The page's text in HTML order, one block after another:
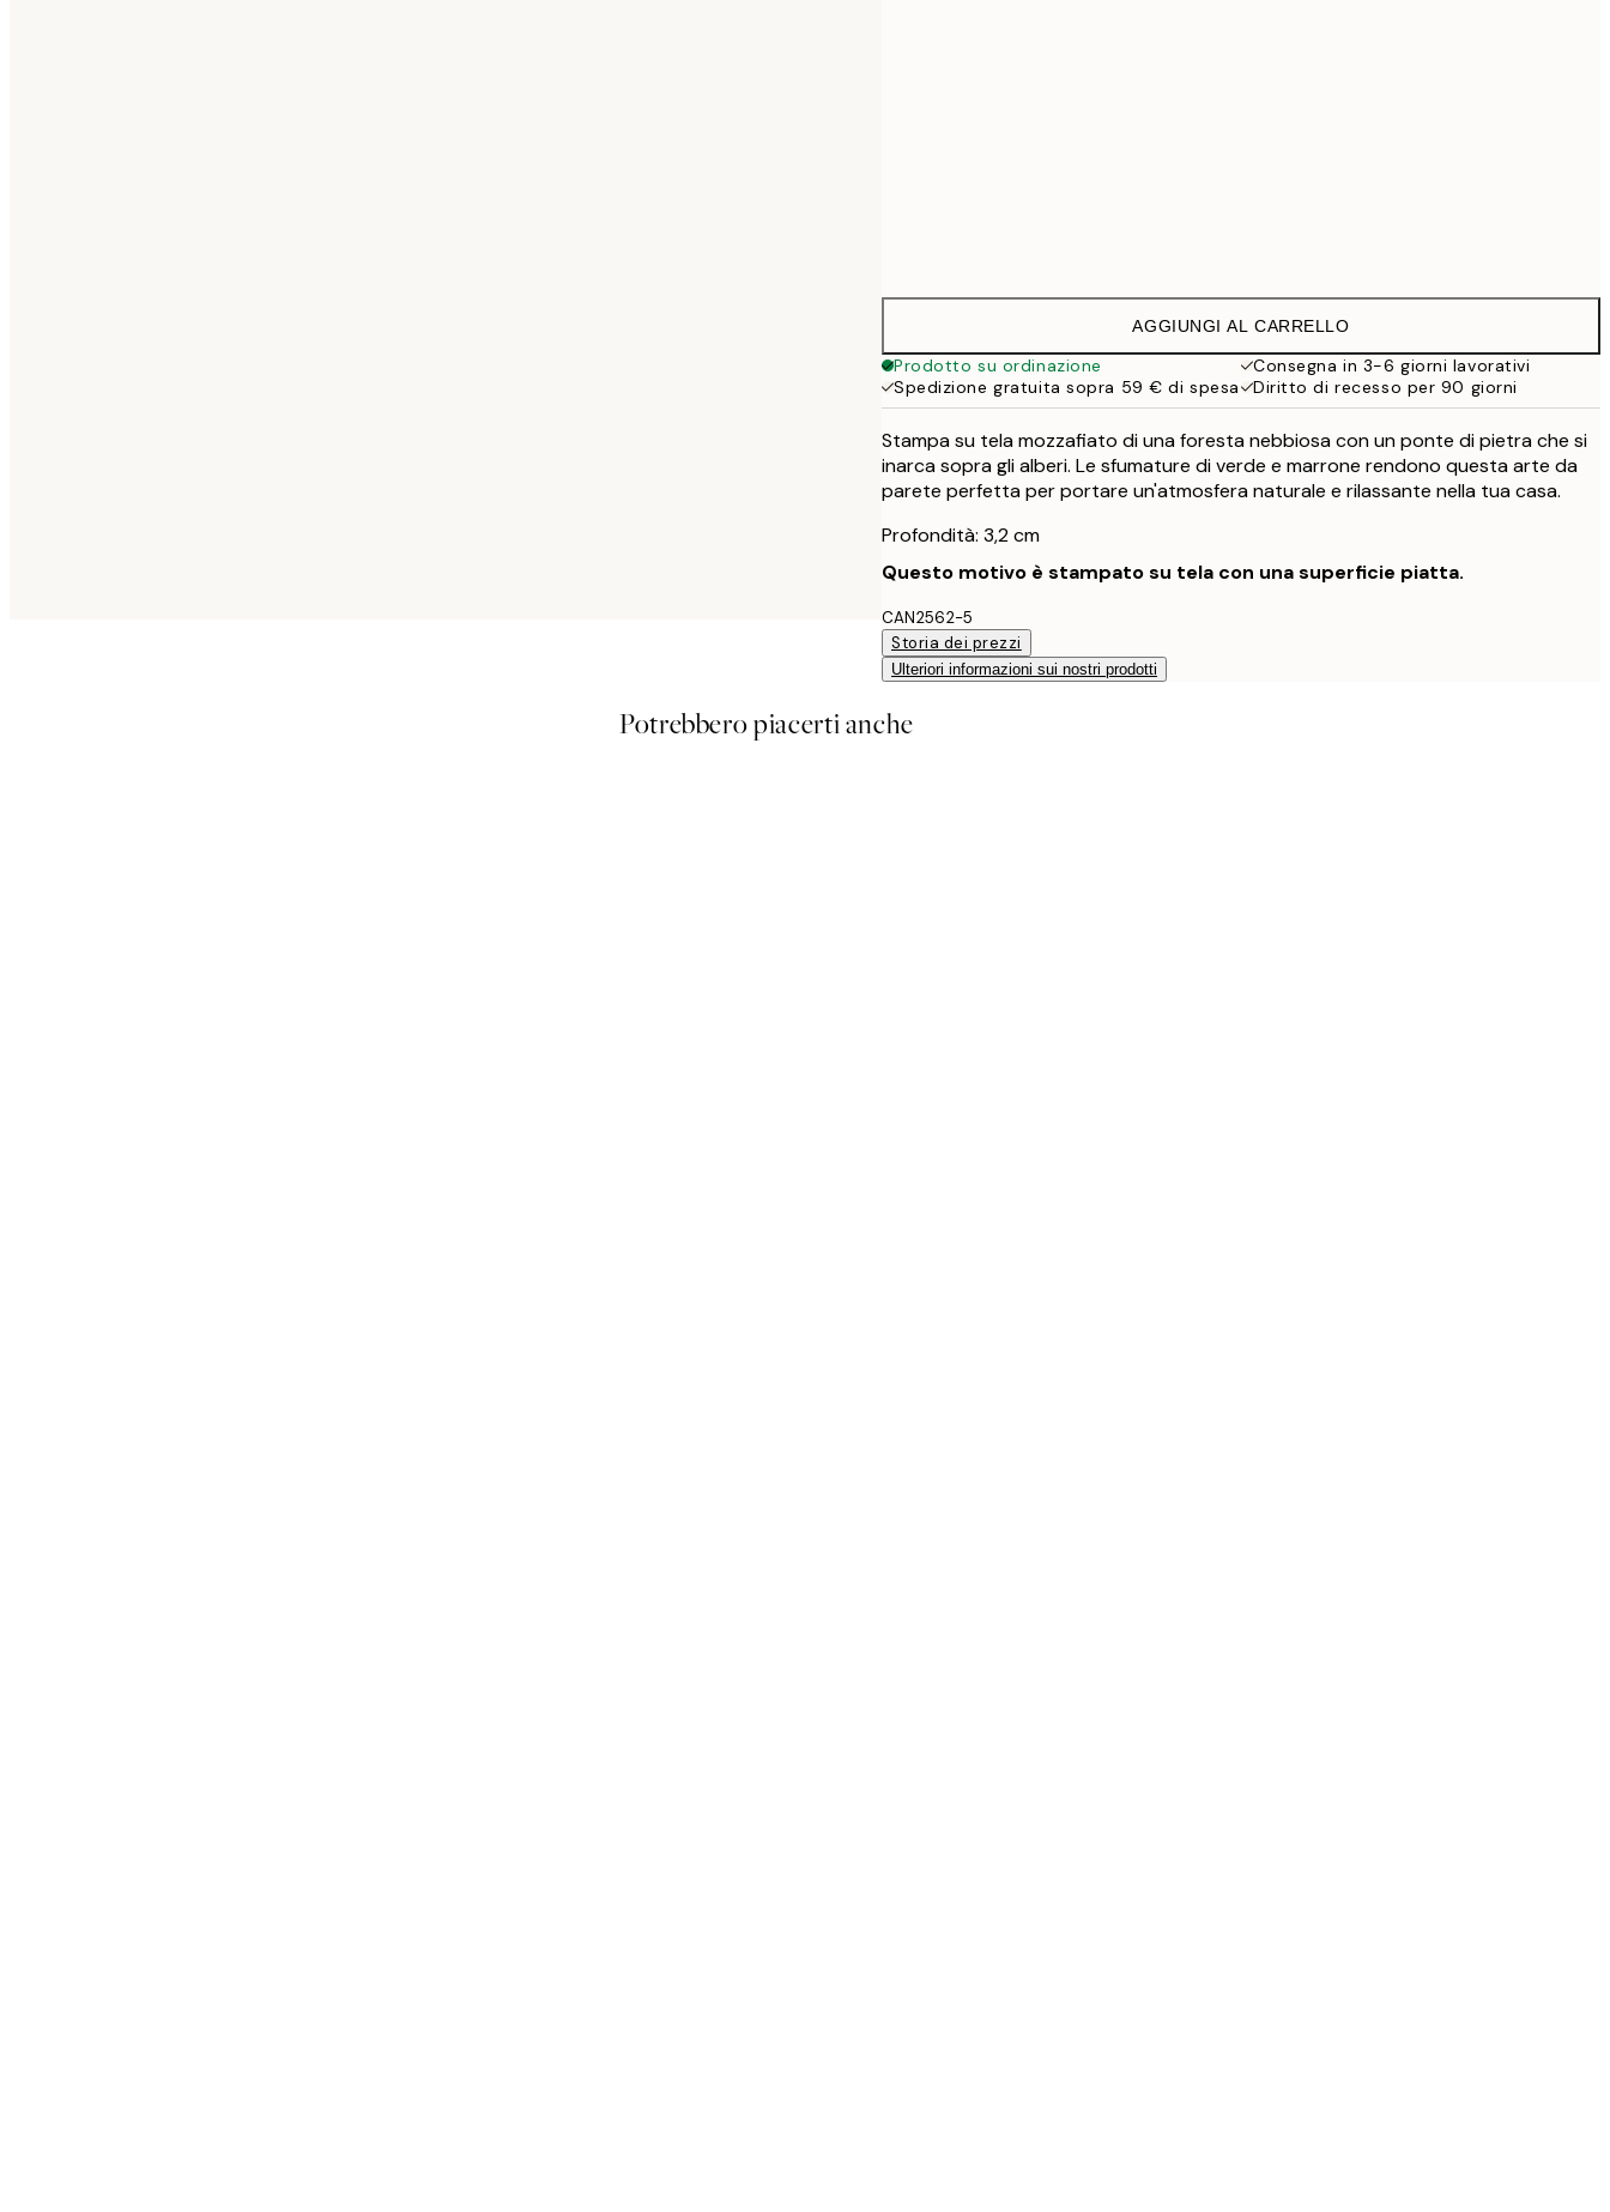
AGGIUNGI AL CARRELLO
Prodotto su ordinazione
Consegna in 3-6 giorni lavorativi
Spedizione gratuita sopra 59 € di spesa
Diritto di recesso per 90 giorni
Stampa su tela mozzafiato di una foresta nebbiosa con un ponte di pietra che si
inarca sopra gli alberi. Le sfumature di verde e marrone rendono questa arte da
parete perfetta per portare un'atmosfera naturale e rilassante nella tua casa.
Profondità: 3,2 cm
Questo motivo è stampato su tela con una superficie piatta.
CAN2562-5
Storia dei prezzi
Ulteriori informazioni sui nostri prodotti
Potrebbero piacerti anche